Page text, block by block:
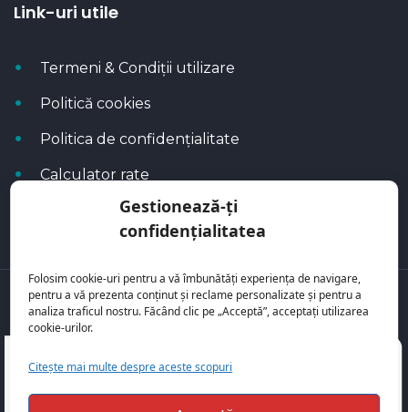
Gestionează-ți
confidențialitatea
Folosim cookie-uri pentru a vă îmbunătăți experiența de navigare,
pentru a vă prezenta conținut și reclame personalizate și pentru a
analiza traficul nostru. Făcând clic pe „Acceptă”, acceptați utilizarea
cookie-urilor.
Citește mai multe despre aceste scopuri
Link-uri utile
Termeni & Condiții utilizare
Politică cookies
Politica de confidențialitate
Calculator rate
Blog Autoflux
Toate mașinile se regăsesc peAutoFlux